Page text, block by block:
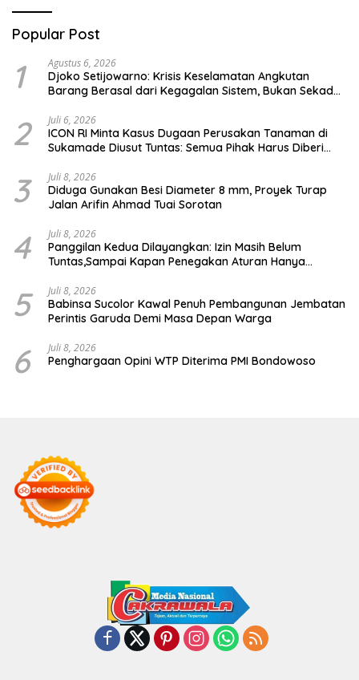
Popular Post
1 Agustus 6, 2026
Djoko Setijowarno: Krisis Keselamatan Angkutan
Barang Berasal dari Kegagalan Sistem, Bukan Sekadar
2 Juli 6, 2026
ICON RI Minta Kasus Dugaan Perusakan Tanaman di
Sukamade Diusut Tuntas: Semua Pihak Harus Diberi
3 Juli 8, 2026
Diduga Gunakan Besi Diameter 8 mm, Proyek Turap
Jalan Arifin Ahmad Tuai Sorotan
4 Juli 8, 2026
Panggilan Kedua Dilayangkan: Izin Masih Belum
Tuntas,Sampai Kapan Penegakan Aturan Hanya
5 Juli 8, 2026
Babinsa Sucolor Kawal Penuh Pembangunan Jembatan
Perintis Garuda Demi Masa Depan Warga
6 Juli 8, 2026
Penghargaan Opini WTP Diterima PMI Bondowoso